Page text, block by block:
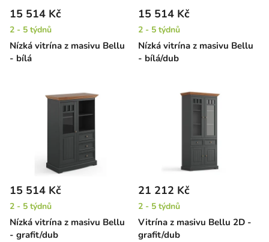
Nízká vitrína z masivu Bellu
- bílá
15 514 Kč
2 - 5 týdnů
Nízká vitrína z masivu Bellu
- bílá/dub
15 514 Kč
2 - 5 týdnů
Nízká vitrína z masivu Bellu
- grafit/dub
15 514 Kč
2 - 5 týdnů
Vitrína z masivu Bellu 2D -
grafit/dub
21 212 Kč
2 - 5 týdnů